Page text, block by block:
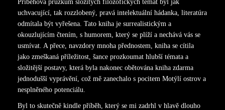
Příběhova průzkum složitých filozofických témat byl jak
uchvacující, tak rozzlobený, pravá intelektuální hádanka, literatúra
odmítala být vyřešena. Tato kniha je surrealistickým a
okouzlujícím čtením, s humorem, který se plíží a nechává vás se
usmívat. A přece, navzdory mnoha přednostem, kniha se cítila
jako zmeškaná příležitost, šance prozkoumat hlubší témata a
složitější postavy, která byla nakonec obětována kniha zdarma
jednodušší vyprávění, což mě zanechalo s pocitem Motýlí ostrov a
nesplněného potenciálu.
Byl to skutečně kindle příběh, který se mi zadrhl v hlavě dlouho